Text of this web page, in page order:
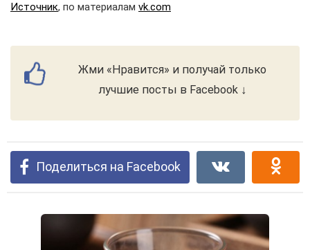
Источник, по материалам vk.com
Жми «Нравится» и получай только
лучшие посты в Facebook ↓
Поделиться на Facebook